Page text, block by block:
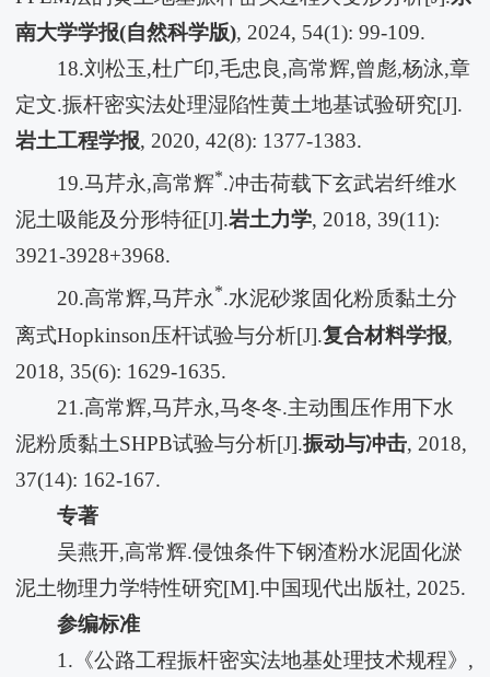
南大学学报(自然科学版), 2024, 54(1): 99-109.
18.刘松玉,杜广印,毛忠良,高常辉,曾彪,杨泳,章
定文.振杆密实法处理湿陷性黄土地基试验研究[J].
岩土工程学报, 2020, 42(8): 1377-1383.
19.马芹永,高常辉*.冲击荷载下玄武岩纤维水
泥土吸能及分形特征[J].岩土力学, 2018, 39(11):
3921-3928+3968.
20.高常辉,马芹永*.水泥砂浆固化粉质黏土分
离式Hopkinson压杆试验与分析[J].复合材料学报,
2018, 35(6): 1629-1635.
21.高常辉,马芹永,马冬冬.主动围压作用下水
泥粉质黏土SHPB试验与分析[J].振动与冲击, 2018,
37(14): 162-167.
专著
吴燕开,高常辉.侵蚀条件下钢渣粉水泥固化淤
泥土物理力学特性研究[M].中国现代出版社, 2025.
参编标准
1.《公路工程振杆密实法地基处理技术规程》,